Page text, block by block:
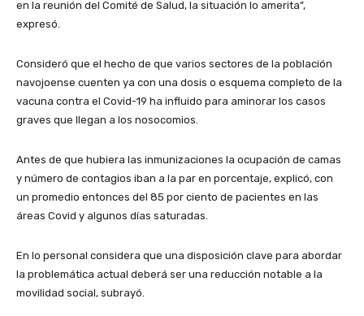
en la reunión del Comité de Salud, la situación lo amerita”,
expresó.
Consideró que el hecho de que varios sectores de la población
navojoense cuenten ya con una dosis o esquema completo de la
vacuna contra el Covid-19 ha influido para aminorar los casos
graves que llegan a los nosocomios.
Antes de que hubiera las inmunizaciones la ocupación de camas
y número de contagios iban a la par en porcentaje, explicó, con
un promedio entonces del 85 por ciento de pacientes en las
áreas Covid y algunos días saturadas.
En lo personal considera que una disposición clave para abordar
la problemática actual deberá ser una reducción notable a la
movilidad social, subrayó.